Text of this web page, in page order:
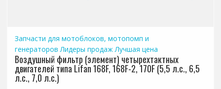
Запчасти для мотоблоков, мотопомп и
генераторов Лидеры продаж Лучшая цена
Воздушный фильтр (элемент) четырехтактных
двигателей типа Lifan 168F, 168F-2, 170F (5,5 л.с., 6,5
л.с., 7,0 л.с.)